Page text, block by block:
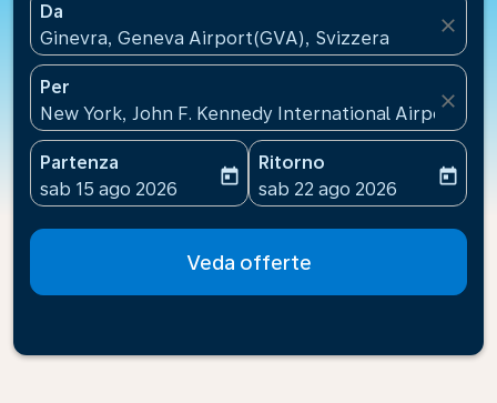
Da
Ginevra, Geneva Airport(GVA), Svizzera
close
Per
New York, John F. Kennedy International
close
Partenza
fc-booking-departure-date-aria-label
sab 15 ago 2026
today
Ritorno
fc-booking-return-date-
sab 22 ago 2026
today
Veda offerte